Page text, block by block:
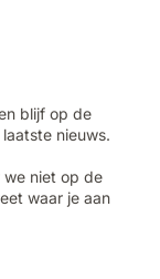
blijf op de
nieuws.
we niet op de
waar je aan